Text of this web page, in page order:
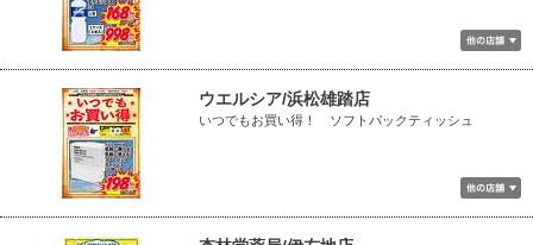
ウエルシア/浜松雄踏店
いつでもお買い得！ ソフトパックティッシュ